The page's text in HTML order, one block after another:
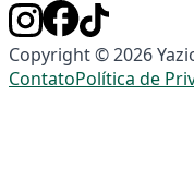
Copyright © 2026
ContatoPolítica de